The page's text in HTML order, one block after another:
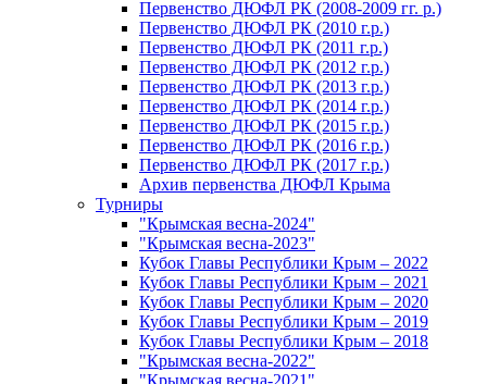
Первенство ДЮФЛ РК (2008-2009 гг. р.)
Первенство ДЮФЛ РК (2010 г.р.)
Первенство ДЮФЛ РК (2011 г.р.)
Первенство ДЮФЛ РК (2012 г.р.)
Первенство ДЮФЛ РК (2013 г.р.)
Первенство ДЮФЛ РК (2014 г.р.)
Первенство ДЮФЛ РК (2015 г.р.)
Первенство ДЮФЛ РК (2016 г.р.)
Первенство ДЮФЛ РК (2017 г.р.)
Архив первенства ДЮФЛ Крыма
Турниры
"Крымская весна-2024"
"Крымская весна-2023"
Кубок Главы Республики Крым – 2022
Кубок Главы Республики Крым – 2021
Кубок Главы Республики Крым – 2020
Кубок Главы Республики Крым – 2019
Кубок Главы Республики Крым – 2018
"Крымская весна-2022"
"Крымская весна-2021"